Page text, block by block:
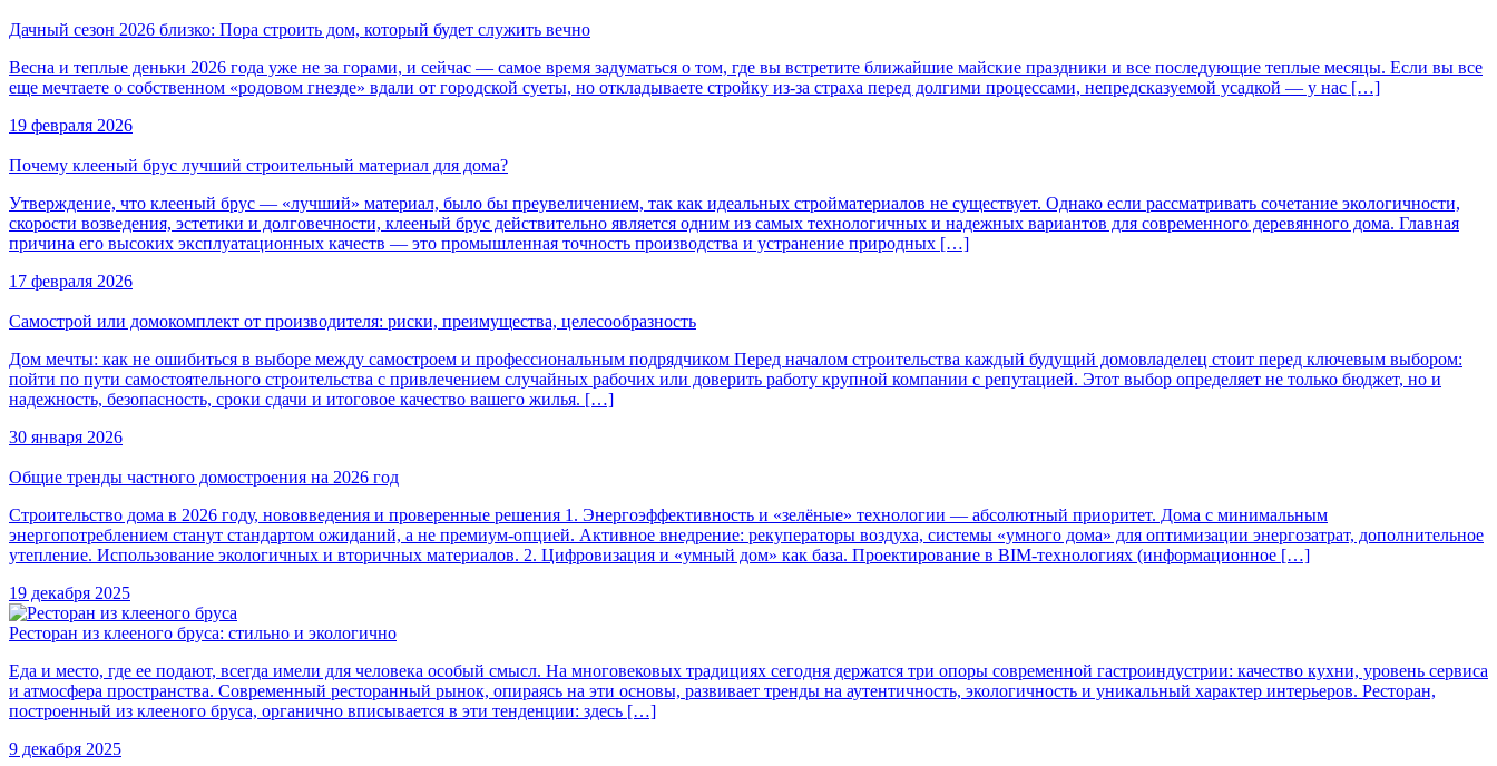
Дачный сезон 2026 близко: Пора строить дом, который будет служить вечно
Весна и теплые деньки 2026 года уже не за горами, и сейчас — самое время задуматься о том, где вы встретите ближайшие майские праздники и все последующие теплые месяцы. Если вы все
еще мечтаете о собственном «родовом гнезде» вдали от городской суеты, но откладываете стройку из-за страха перед долгими процессами, непредсказуемой усадкой — у нас […]
19 февраля 2026
Почему клееный брус лучший строительный материал для дома?
Утверждение, что клееный брус — «лучший» материал, было бы преувеличением, так как идеальных стройматериалов не существует. Однако если рассматривать сочетание экологичности,
скорости возведения, эстетики и долговечности, клееный брус действительно является одним из самых технологичных и надежных вариантов для современного деревянного дома. Главная
причина его высоких эксплуатационных качеств — это промышленная точность производства и устранение природных […]
17 февраля 2026
Самострой или домокомплект от производителя: риски, преимущества, целесообразность
Дом мечты: как не ошибиться в выборе между самостроем и профессиональным подрядчиком Перед началом строительства каждый будущий домовладелец стоит перед ключевым выбором:
пойти по пути самостоятельного строительства с привлечением случайных рабочих или доверить работу крупной компании с репутацией. Этот выбор определяет не только бюджет, но и
надежность, безопасность, сроки сдачи и итоговое качество вашего жилья. […]
30 января 2026
Общие тренды частного домостроения на 2026 год
Строительство дома в 2026 году, нововведения и проверенные решения 1. Энергоэффективность и «зелёные» технологии — абсолютный приоритет. Дома с минимальным
энергопотреблением станут стандартом ожиданий, а не премиум-опцией. Активное внедрение: рекуператоры воздуха, системы «умного дома» для оптимизации энергозатрат, дополнительное
утепление. Использование экологичных и вторичных материалов. 2. Цифровизация и «умный дом» как база. Проектирование в BIM-технологиях (информационное […]
19 декабря 2025
Ресторан из клееного бруса: стильно и экологично
Еда и место, где ее подают, всегда имели для человека особый смысл. На многовековых традициях сегодня держатся три опоры современной гастроиндустрии: качество кухни, уровень сервиса
и атмосфера пространства. Современный ресторанный рынок, опираясь на эти основы, развивает тренды на аутентичность, экологичность и уникальный характер интерьеров. Ресторан,
построенный из клееного бруса, органично вписывается в эти тенденции: здесь […]
9 декабря 2025